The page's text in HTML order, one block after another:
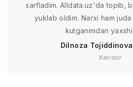
sarfladim. Alldata.uz'da topib,
yuklab oldim. Narxi ham
kutganimdan
Dilnoza
Xaridor